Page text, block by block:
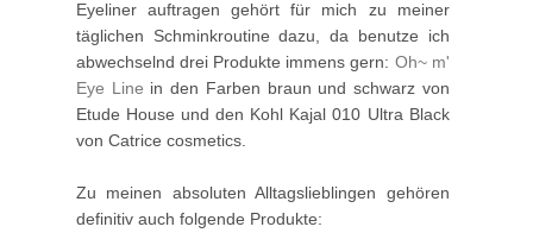
Eyeliner auftragen gehört für mich zu meiner
täglichen Schminkroutine dazu, da benutze ich
abwechselnd drei Produkte immens gern: Oh~ m'
Eye Line in den Farben braun und schwarz von
Etude House und den Kohl Kajal 010 Ultra Black
von Catrice cosmetics.
Zu meinen absoluten Alltagslieblingen gehören
definitiv auch folgende Produkte: